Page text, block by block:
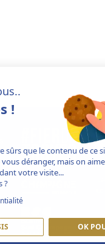
!
sûrs que le contenu de ce
déranger, mais on
votre visite...
?
OK